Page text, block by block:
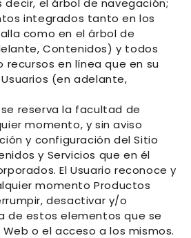
decir, el árbol de navegación;
integrados tanto en los
como en el árbol de
Contenidos) y todos
recursos en línea que en su
(en adelante,
se reserva la facultad de
momento, y sin aviso
y configuración del Sitio
y Servicios que en él
El Usuario reconoce y
momento Productos
desactivar y/o
de estos elementos que se
o el acceso a los mismos.